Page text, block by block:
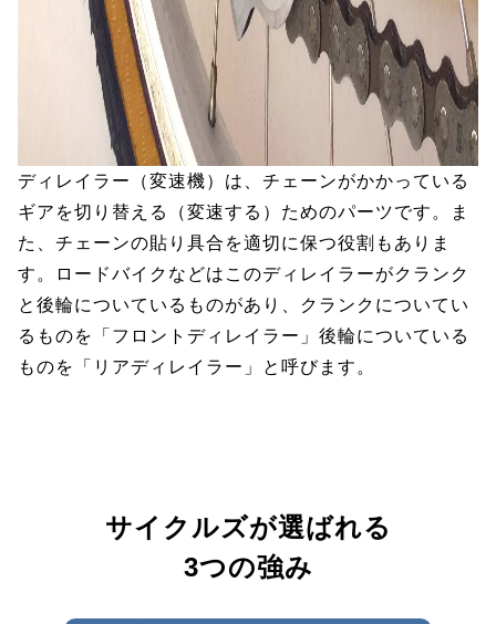
ディレイラー（変速機）は、チェーンがかかっている
ギアを切り替える（変速する）ためのパーツです。ま
た、チェーンの貼り具合を適切に保つ役割もありま
す。ロードバイクなどはこのディレイラーがクランク
と後輪についているものがあり、クランクについてい
るものを「フロントディレイラー」後輪についている
ものを「リアディレイラー」と呼びます。
サイクルズが選ばれる
3つの強み